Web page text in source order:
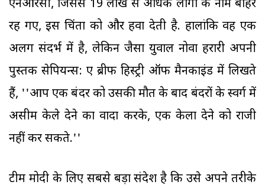
एनआरसी, जिससे 19 लाख से अधिक लोगों के नाम बाहर
रह गए, इस चिंता को और हवा देती है. हालांकि वह एक
अलग संदर्भ में है, लेकिन जैसा युवाल नोवा हरारी अपनी
पुस्तक सेपियन्स: ए ब्रीफ हिस्ट्री ऑफ मैनकाइंड में लिखते
हैं, ''आप एक बंदर को उसकी मौत के बाद बंदरों के स्वर्ग में
असीम केले देने का वादा करके, एक केला देने को राजी
नहीं कर सकते.''
टीम मोदी के लिए सबसे बड़ा संदेश है कि उसे अपने तरीके